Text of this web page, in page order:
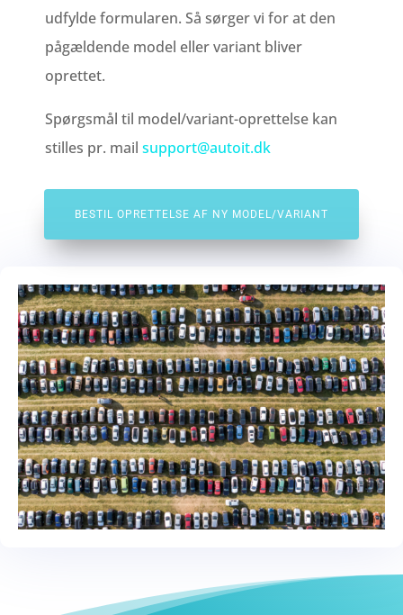
udfylde formularen. Så sørger vi for at den
pågældende model eller variant bliver
oprettet.
Spørgsmål til model/variant-oprettelse kan
stilles pr. mail support@autoit.dk
BESTIL OPRETTELSE AF NY MODEL/VARIANT